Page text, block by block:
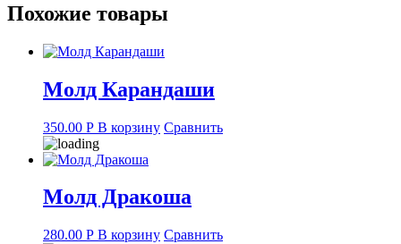
Похожие товары
Молд Карандаши
350.00 Р В корзину Сравнить
Молд Дракоша
280.00 Р В корзину Сравнить